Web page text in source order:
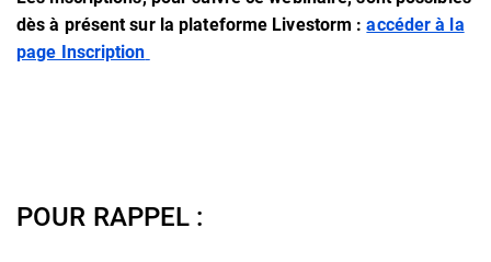
dès à présent sur la plateforme Livestorm :accéder à la
page Inscription
POUR RAPPEL :